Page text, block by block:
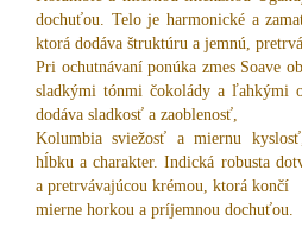
dochuťou. Telo je harmonické a
ktorá dodáva štruktúru a jemnú,
Pri ochutnávaní ponúka zmes Soave
sladkými tónmi čokolády a ľahkými
dodáva sladkosť a zaoblenosť,
Kolumbia sviežosť a miernu
hĺbku a charakter. Indická robusta
a pretrvávajúcou krémou, ktorá končí
mierne horkou a príjemnou dochuťou.